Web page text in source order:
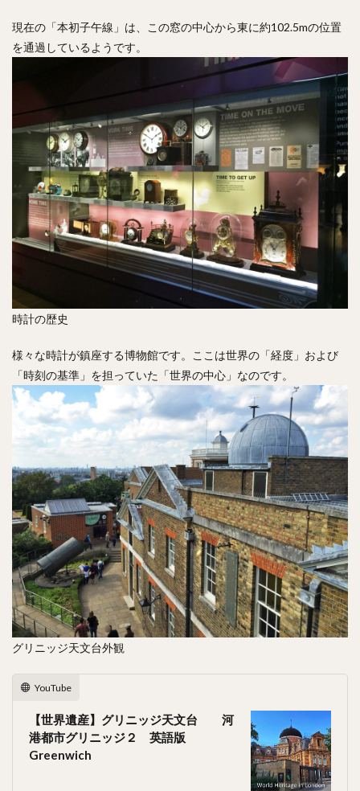
現在の「本初子午線」は、この窓の中心から東に約102.5mの位置
を通過しているようです。
時計の歴史
様々な時計が鎮座する博物館です。ここは世界の「経度」および
「時刻の基準」を担っていた「世界の中心」なのです。
グリニッジ天文台外観
YouTube
【世界遺産】グリニッジ天文台 河
港都市グリニッジ２ 英語版
Greenwich